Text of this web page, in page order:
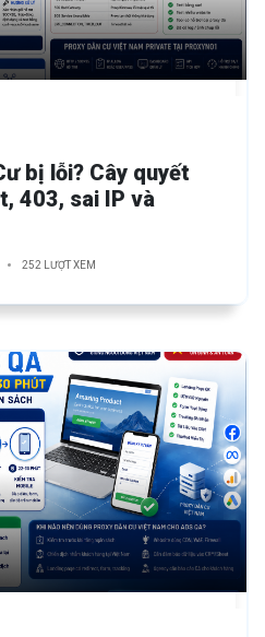
bị lỗi? Cây quyết
403, sai IP và
252 LƯỢT XEM